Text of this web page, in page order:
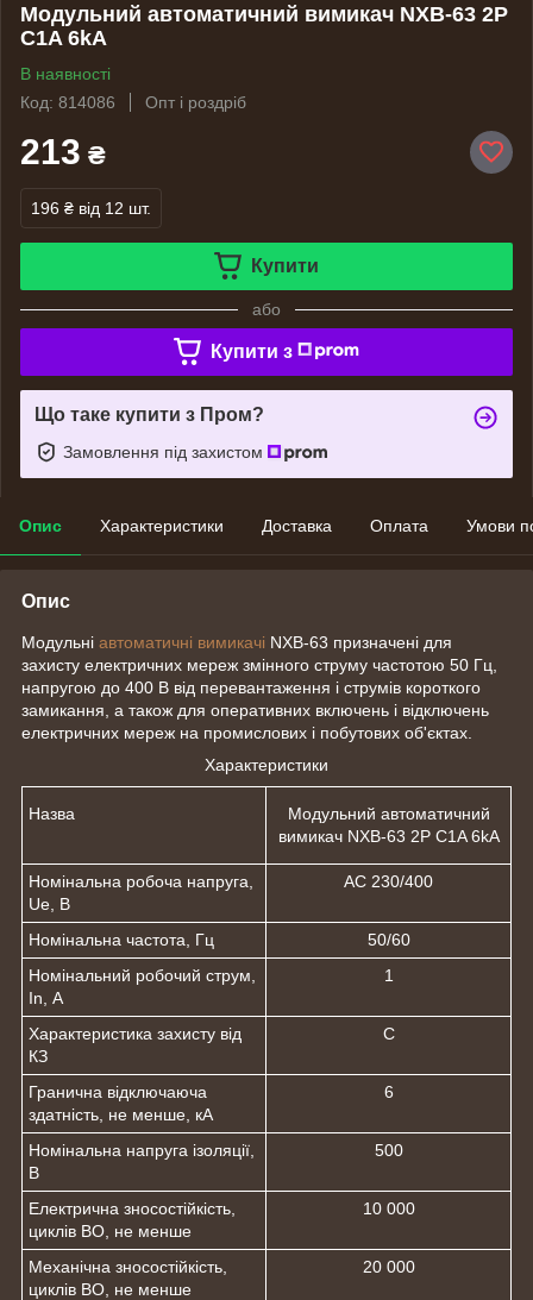
Модульний автоматичний вимикач NXB-63 2P
C1A 6kA
В наявності
Код: 814086
Опт і роздріб
213 ₴
196 ₴ від 12 шт.
Купити
або
Купити з
Що таке купити з Пром?
Замовлення під захистом
Опис Характеристики Доставка Оплата Умови
Опис
Модульні автоматичні вимикачі NXB-63 призначені для
захисту електричних мереж змінного струму частотою 50 Гц,
напругою до 400 В від перевантаження і струмів короткого
замикання, а також для оперативних включень і відключень
електричних мереж на промислових і побутових об'єктах.
Характеристики
Назва
Модульний автоматичний
вимикач NXB-63 2P C1A 6kA
Номінальна робоча напруга,
Uе, В
АС 230/400
Номінальна частота, Гц
50/60
Номінальний робочий струм,
In, А
1
Характеристика захисту від
КЗ
С
Гранична відключаюча
здатність, не менше, кА
6
Номінальна напруга ізоляції,
В
500
Електрична зносостійкість,
циклів ВО, не менше
10 000
Механічна зносостійкість,
циклів ВО, не менше
20 000